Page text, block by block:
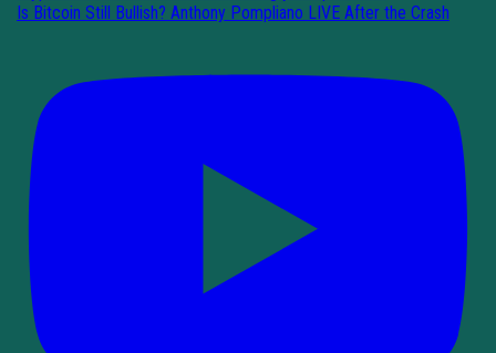
Is Bitcoin Still Bullish? Anthony Pompliano LIVE After the Crash